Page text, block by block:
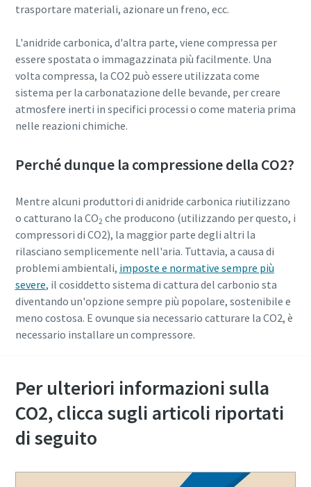
trasportare materiali, azionare un freno, ecc.
L'anidride carbonica, d'altra parte, viene compressa per
essere spostata o immagazzinata più facilmente. Una
volta compressa, la CO2 può essere utilizzata come
sistema per la carbonatazione delle bevande, per creare
atmosfere inerti in specifici processi o come materia prima
nelle reazioni chimiche.
Perché dunque la compressione della CO2?
Mentre alcuni produttori di anidride carbonica riutilizzano
o catturano la CO2 che producono (utilizzando per questo, i
compressori di CO2), la maggior parte degli altri la
rilasciano semplicemente nell'aria. Tuttavia, a causa di
problemi ambientali, imposte e normative sempre più
severe, il cosiddetto sistema di cattura del carbonio sta
diventando un'opzione sempre più popolare, sostenibile e
meno costosa. E ovunque sia necessario catturare la CO2, è
necessario installare un compressore.
Per ulteriori informazioni sulla
CO2, clicca sugli articoli riportati
di seguito